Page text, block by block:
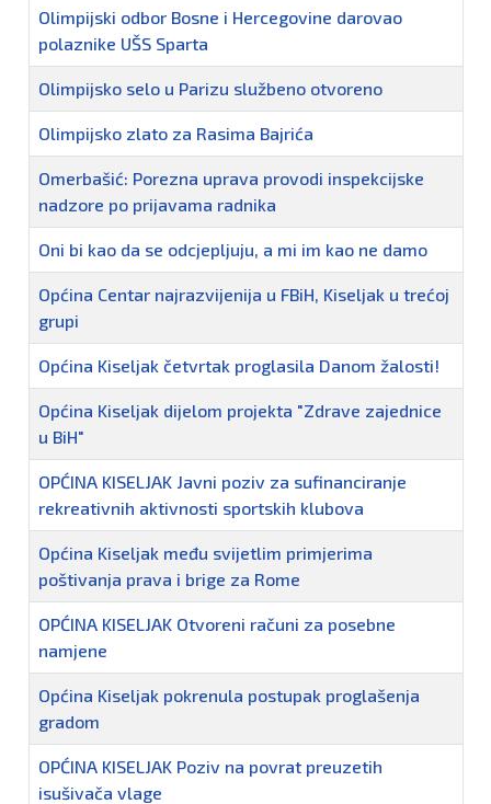
Olimpijski odbor Bosne i Hercegovine darovao
polaznike UŠS Sparta
Olimpijsko selo u Parizu službeno otvoreno
Olimpijsko zlato za Rasima Bajrića
Omerbašić: Porezna uprava provodi inspekcijske
nadzore po prijavama radnika
Oni bi kao da se odcjepljuju, a mi im kao ne damo
Općina Centar najrazvijenija u FBiH, Kiseljak u trećoj
grupi
Općina Kiseljak četvrtak proglasila Danom žalosti!
Općina Kiseljak dijelom projekta "Zdrave zajednice
u BiH"
OPĆINA KISELJAK Javni poziv za sufinanciranje
rekreativnih aktivnosti sportskih klubova
Općina Kiseljak među svijetlim primjerima
poštivanja prava i brige za Rome
OPĆINA KISELJAK Otvoreni računi za posebne
namjene
Općina Kiseljak pokrenula postupak proglašenja
gradom
OPĆINA KISELJAK Poziv na povrat preuzetih
isušivača vlage